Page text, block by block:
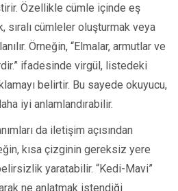
Özellikle cümle içinde eş
sıralı cümleler oluşturmak veya
Örneğin, “Elmalar, armutlar ve
ifadesinde virgül, listedeki
belirtir. Bu sayede okuyucu,
iyi anlamlandırabilir.
da iletişim açısından
kısa çizginin gereksiz yere
yaratabilir. “Kedi-Mavi”
ne anlatmak istendiği